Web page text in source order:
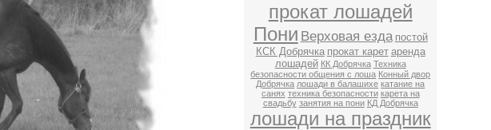
прокат лошадей
Пони Верховая езда постой
КСК Добрячка прокат карет аренда
лошадей КК Добрячка Техника
безопасности общения с лоша Конный двор
Добрячка лошади в балашихе катание на
санях техника безопасности карета на
свадьбу занятия на пони КД Добрячка
лошади на праздник